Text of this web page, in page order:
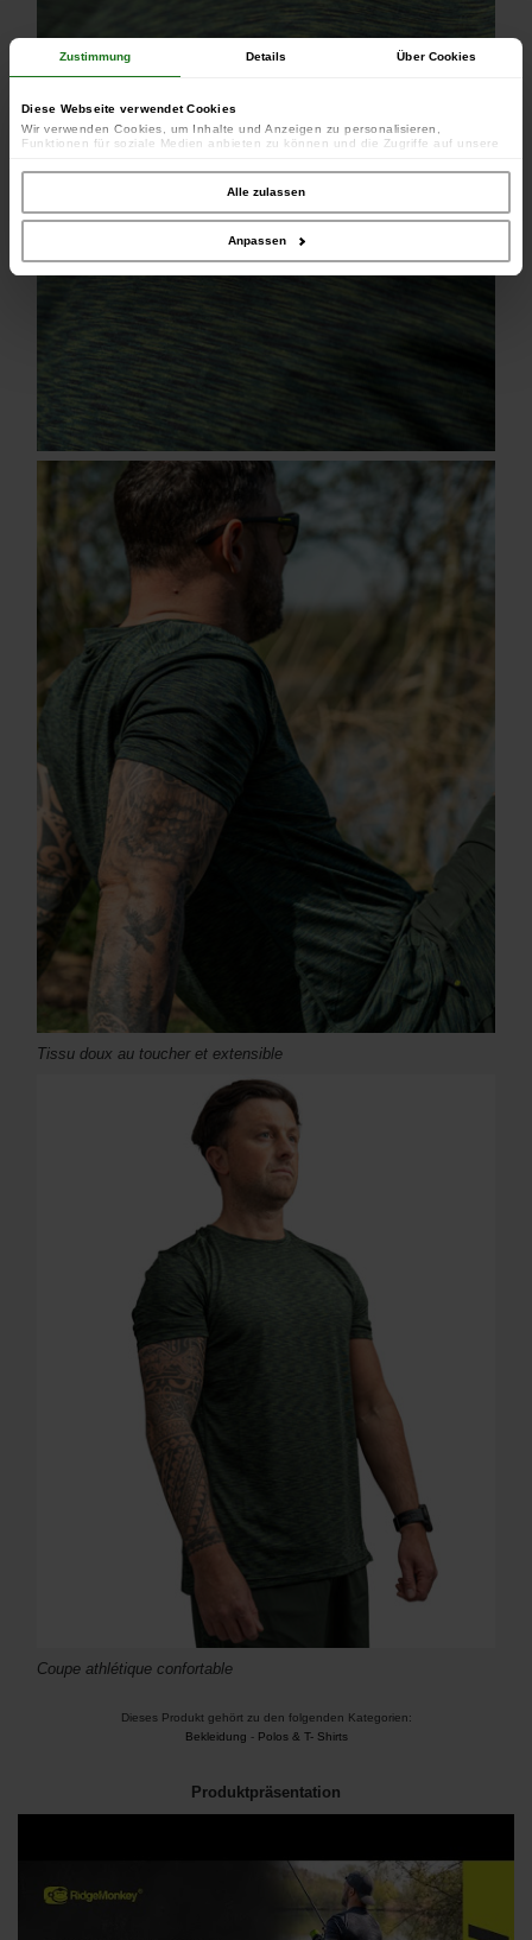
Zustimmung Details Über Cookies
Diese Webseite verwendet Cookies
Wir verwenden Cookies, um Inhalte und Anzeigen zu personalisieren,
Funktionen für soziale Medien anbieten zu können und die Zugriffe auf unsere
unserer Website an unsere Partner für soziale Medien, Werbung und Analysen
weiter. Unsere Partner führen diese Informationen möglicherweise mit weiteren
Daten zusammen, die Sie ihnen bereitgestellt haben oder die sie im Rahmen
Ihrer Nutzung der Dienste gesammelt haben.
Alle zulassen
Anpassen
Tissu doux au toucher et extensible
Coupe athlétique confortable
Dieses Produkt gehört zu den folgenden Kategorien:
Bekleidung - Polos & T- Shirts
Produktpräsentation